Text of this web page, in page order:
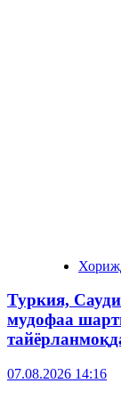
Туркия,
мудофаа
07.08.2026 14:16